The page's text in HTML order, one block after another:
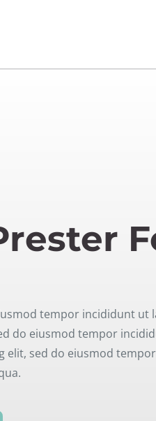
tempor inci­did­unt ut
do eius­mod tempor
elit, sed do eius­mod